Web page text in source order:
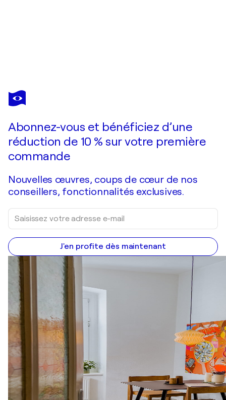
CHRISTIANE GUERRY
JOY I
Abonnez-vous et bénéficiez d’une
réduction de 10 % sur votre première
commande
Nouvelles œuvres, coups de cœur de nos
conseillers, fonctionnalités exclusives.
J'en profite dès maintenant